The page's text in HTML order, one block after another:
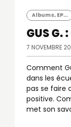
Albums, EP...
GUS G.
7 NOVEMBRE
Comment
dans les
pas se faire
positive.
met son